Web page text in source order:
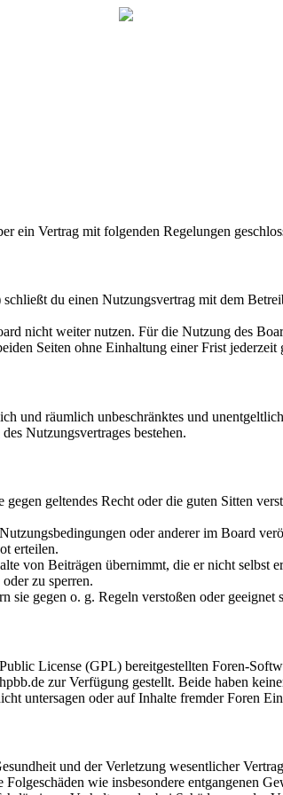
Vertrag mit folgenden Regelungen
du einen Nutzungsvertrag mit dem
nicht weiter nutzen. Für die Nutzung des
Seiten ohne Einhaltung einer Frist jederzeit
und räumlich unbeschränktes und
Nutzungsvertrages bestehen.
geltendes Recht oder die guten Sitten
oder anderer im Board
erteilen.
von Beiträgen übernimmt, die er nicht selbst
zu sperren.
sie gegen o. g. Regeln verstoßen oder
License (GPL) bereitgestellten Foren-
zur Verfügung gestellt. Beide haben
untersagen oder auf Inhalte fremder Foren
und der Verletzung wesentlicher
wie insbesondere entgangenen